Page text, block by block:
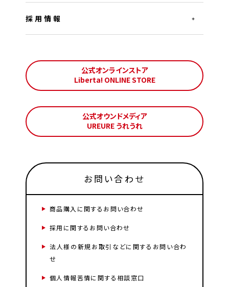
採用情報
公式オンラインストア
Liberta! ONLINE STORE
公式オウンドメディア
UREURE うれうれ
お問い合わせ
商品購入に関するお問い合わせ
採用に関するお問い合わせ
法人様の新規お取引などに関するお問い合わ
せ
個人情報苦情に関する相談窓口